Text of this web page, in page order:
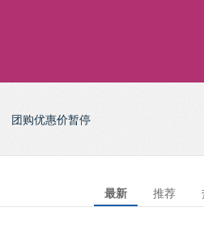
团购优惠价暂停
推荐
最新